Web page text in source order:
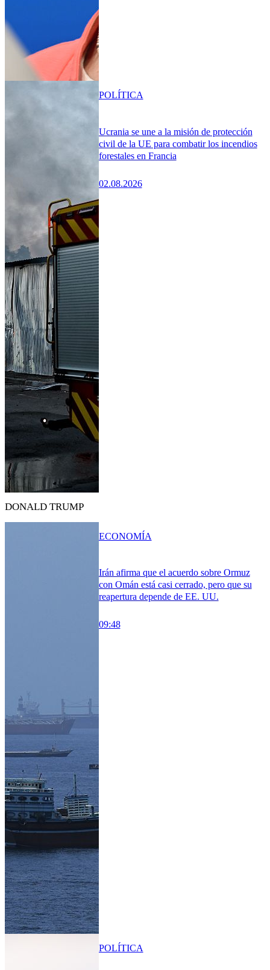
Ucrania se une a la misión de protección
civil de la UE para combatir los incendios
forestales en Francia
02.08.2026
POLÍTICA
DONALD TRUMP
Irán afirma que el acuerdo sobre Ormuz
con Omán está casi cerrado, pero que su
reapertura depende de EE. UU.
09:48
ECONOMÍA
POLÍTICA